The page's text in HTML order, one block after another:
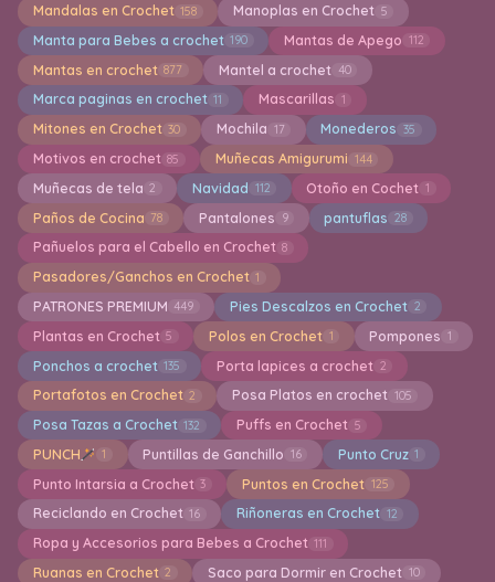
Mandalas en Crochet 158 Manoplas en Crochet 5
Manta para Bebes a crochet 190 Mantas de Apego 112
Mantas en crochet 877 Mantel a crochet 40
Marca paginas en crochet 11 Mascarillas 1
Mitones en Crochet 30 Mochila 17 Monederos 35
Motivos en crochet 85 Muñecas Amigurumi 144
Muñecas de tela 2 Navidad 112 Otoño en Cochet 1
Paños de Cocina 78 Pantalones 9 pantuflas 28
Pañuelos para el Cabello en Crochet 8
Pasadores/Ganchos en Crochet 1
PATRONES PREMIUM 449 Pies Descalzos en Crochet 2
Plantas en Crochet 5 Polos en Crochet 1 Pompones 1
Ponchos a crochet 135 Porta lapices a crochet 2
Portafotos en Crochet 2 Posa Platos en crochet 105
Posa Tazas a Crochet 132 Puffs en Crochet 5
PUNCH 1 Puntillas de Ganchillo 16 Punto Cruz 1
Punto Intarsia a Crochet 3 Puntos en Crochet 125
Reciclando en Crochet 16 Riñoneras en Crochet 12
Ropa y Accesorios para Bebes a Crochet 111
Ruanas en Crochet 2 Saco para Dormir en Crochet 10